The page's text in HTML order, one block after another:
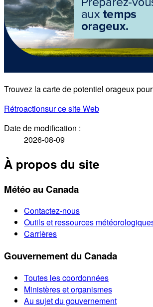
Trouvez la carte de potentiel orageux
Rétroactionsur ce site Web
Date de modification :
2026-08-09
À propos du site
Météo au Canada
Contactez-nous
Outils et ressources
Carrières
Gouvernement du Canada
Toutes les coordonnées
Ministères et organismes
Au sujet du gouvernement